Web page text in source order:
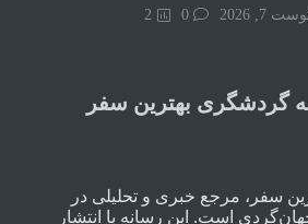
7, 2026
2
گردشگری بهترین سفر
سفر، مرجع خبری و تحلیلی در
است. این رسانه با انتشار